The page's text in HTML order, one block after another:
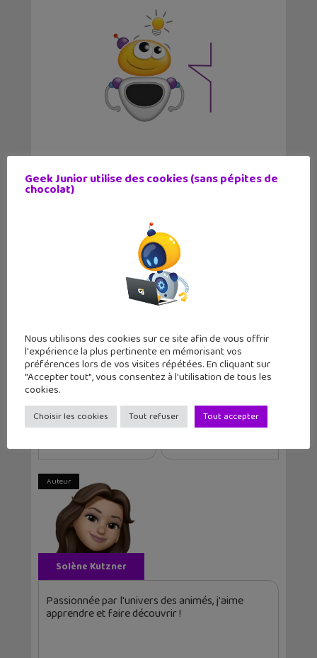
mondiale de NBA 2K27 !
Lecture d’été 2026 #7 : Ghost Pepper
(tome 1), un comics post-apocalyptique
par un auteur français
Les sorties geek de l’été à Paris : One
Piece au musée Grévin, Zoo Art Show,
Article précédent
Geek Junior vous Sortie du n°30 de
Auteur
Solène Kutzner
Passionnée par l'univers des animés, j'aime
apprendre et faire découvrir !
Geek Junior utilise des cookies (sans pépites de
chocolat)
Nous utilisons des cookies sur ce site afin de vous offrir
l'expérience la plus pertinente en mémorisant vos
préférences lors de vos visites répétées. En cliquant sur
"Accepter tout", vous consentez à l'utilisation de tous les
cookies.
Choisir les cookies Tout refuser Tout accepter